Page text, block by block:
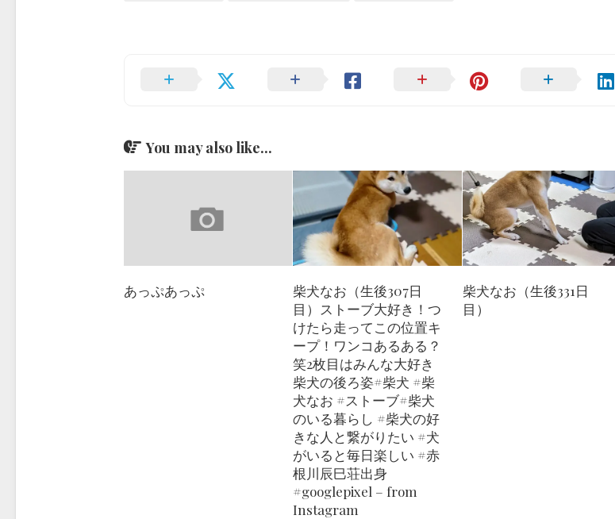
You may also like...
あっぷあっぷ
柴犬なお（生後307日
目）ストーブ大好き！つ
けたら走ってこの位置キ
ープ！ワンコあるある？
笑2枚目はみんな大好き
柴犬の後ろ姿#柴犬 #柴
犬なお #ストーブ#柴犬
のいる暮らし #柴犬の好
きな人と繋がりたい #犬
がいると毎日楽しい #赤
根川辰巳荘出身
#googlepixel – from
Instagram
柴犬なお（生後331日
目）